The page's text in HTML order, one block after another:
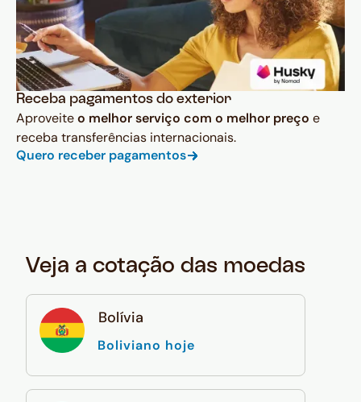
Receba pagamentos do exterior
Aproveiteo melhor serviço com o melhor preço e
receba transferências internacionais.
Quero receber pagamentos
Veja a cotação das moedas
Bolívia
Boliviano hoje